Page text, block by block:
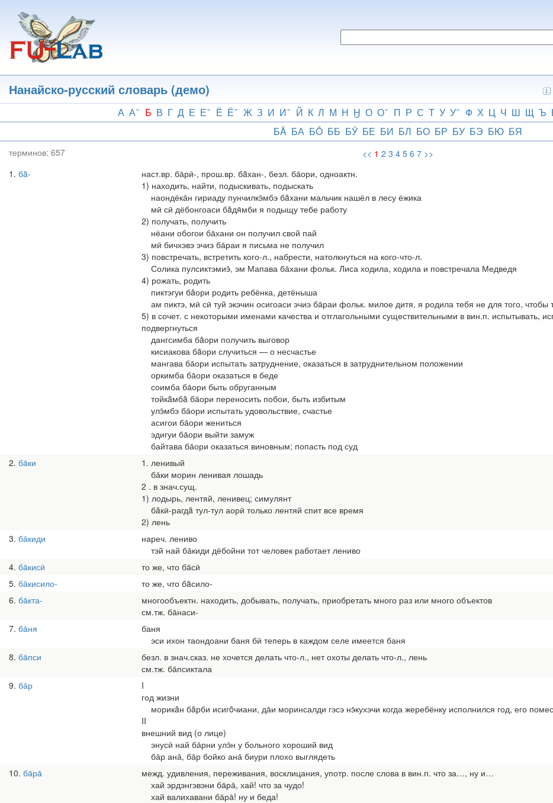
основному
содержанию
Нанайско-русский словарь (демо)
А А Б В Г Д Е Е Ё Ё Ж З И И Й К Л М Н Ӈ О О П Р С Т У У Ф Х Ц Ч Ш Щ Ъ
БĀ БА БŌ ББ БӮ БЕ БИ БЛ БО БР БУ БЭ БЮ БЯ
терминов: 657 << 1 2 3 4 5 6 7 >>
1 бā-
наст.вр. ба̄рӣ-, прош.вр. бāхан-, безл. ба̄ори, одноактн.
1) находить, найти, подыскивать, подыскать
наондёка̄н гириаду пунчилкэ̄мбэ бāхани мальчик нашёл в лесу ёжика
мӣ сӣ дёбонгоаси бāдя̄мби я подыщу тебе работу
2) получать, получить
нёани обогои ба̄хани он получил свой пай
мӣ бичхэвэ эчиэ ба̄раи я письма не получил
3) повстречать, встретить кого-л., набрести, натолкнуться на кого-что-л.
Солика пулсиктэмиэ̄, эм Мапава ба̄хани фольк. Лиса ходила, ходила и повстречала Медведя
4) рожать, родить
пиктэгуи бāори родить ребёнка, детёныша
ам пиктэ, мӣ сӣ туй экэчин осигоаси эчиэ ба̄раи фольк. милое дитя, я родила тебя не для того,
5) в сочет. с некоторыми именами качества и отглагольными существительными в вин.п. испытывать,
подвергнуться
дангсимба бāори получить выговор
кисиакова бāори случиться — о несчастье
мангава ба̄ори испытать затруднение, оказаться в затруднительном положении
оркимба ба̄ори оказаться в беде
соимба ба̄ори быть обруганным
тойкāмбā ба̄ори переносить побои, быть избитым
улэ̄мбэ ба̄ори испытать удовольствие, счастье
асигои ба̄ори жениться
эдигуи ба̄ори выйти замуж
байтава ба̄ори оказаться виновным; попасть под суд
2 ба̄ки
1. ленивый
ба̄ки морин ленивая лошадь
2 . в знач.сущ.
1) лодырь, лентяй, ленивец; симулянт
бāкӣ-рагдā тул-тул аорӣ только лентяй спит все время
2) лень
3 ба̄киди
нареч. лениво
тэй най ба̄киди дёбойни тот человек работает лениво
4 ба̄кисӣ
то же, что ба̄сӣ
5 ба̄кисило-
то же, что бāсило-
6 ба̄кта-
многообъектн. находить, добывать, получать, приобретать много раз или много объектов
см.тж. ба̄наси-
7 ба̄ня
баня
эси ихон таондоани баня бӣ теперь в каждом селе имеется баня
8 ба̄пси
безл. в знач.сказ. не хочется делать что-л., нет охоты делать что-л., лень
см.тж. ба̄псиктала
9 ба̄р
I
год жизни
морикāн бāрби исигōчиани, да̄и моринсалди гэсэ нэ̄кухэчи когда жеребёнку исполнился год, его
II
внешний вид (о лице)
энусӣ най ба̄рни улэ̄н у больного хороший вид
ба̄р ана̄, ба̄р бойко ана̄ биури плохо выглядеть
10 ба̄ра̄
межд. удивления, переживания, восклицания, употр. после слова в вин.п. что за…, ну и…
хай эрдэнгэвэни ба̄ра̄, хай! что за чудо!
хай валихавани ба̄ра̄! ну и беда!